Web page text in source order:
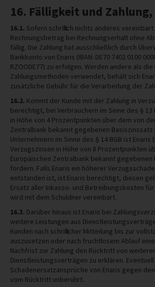
16. Fälligkeit und Zahlung,
16.1. Sofern schriftlich nichts anderes
Rechnungsbetrag bei Rechnungserhalt ohne
fällig. Die Zahlung hat ausschließlich durch
Bankkonto von Enaris (IBAN: DE70 7402 0100
RZOODE77) zu erfolgen. Werden andere als
Zahlungsmethoden verwendet, behält sich
zusätzliche Gebühr für die Verarbeitung der
16.2. Kommt der Kunde mit der Zahlung in
berechtigt, bei Verbrauchern im Sinne des § 13
in Höhe von 4 Prozentpunkten über dem von
Zentralbank bekannt gegebenen Basiszinssatz
Unternehmern im Sinne des § 14 BGB ist
Verzugszinsen in Höhe von 8 Prozentpunkten
Europäischen Zentralbank bekannt gegebenen
fordern. Falls Enaris ein höherer
entstanden ist, ist Enaris berechtigt, diesen
Ersatz aller Inkasso- und Betreibungskosten
wird mit dem Schuldner vereinbart.
16.3. Darüber hinaus ist Enaris bei
weitere Leistungen aus
Kunden nach schriftlicher Mitteilung bis zur
auszusetzen oder nach fruchtlosem Ablauf
Nachfrist zur Zahlung den Rücktritt von
Dienstleistungsverträgen zu erklären.
Schadenersatzansprüche von Enaris gegen
vom Rücktritt unberührt.